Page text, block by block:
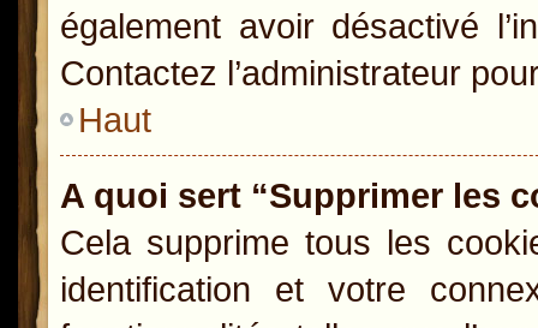
également avoir désactivé
Contactez l’administrateur
Haut
A quoi sert “Supprimer les
Cela supprime tous les
identification et votre